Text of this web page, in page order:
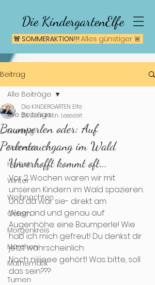
Die KindergartenElfe
🚨 SOMMERAKTION!!! Alles günstiger 🚨
Beitrag
Alle Beiträge
Frühling
Sommer
Herbst
Winter
Weihnachten
Ostern
Morgenkreis
Märchen
Mathematik
Turnen
Alle Beiträge
Baumperlen oder: Auf
Perlentauchgang im Wald
Die KINDERGARTEN Elfe
29. Juni4 Min. Lesezeit
Unverhofft kommt oft...
Vor 2 Wochen waren wir mit
unseren Kindern im Wald spazieren.
Und da war sie- direkt am
Wegrand und genau auf
Augenhöhe: eine Baumperle! Wie
hab ich mich gefreut! Du denkst dir
jetzt wahrscheinlich:
Noch niiiieee gehört! Was bitte, soll
das sein???